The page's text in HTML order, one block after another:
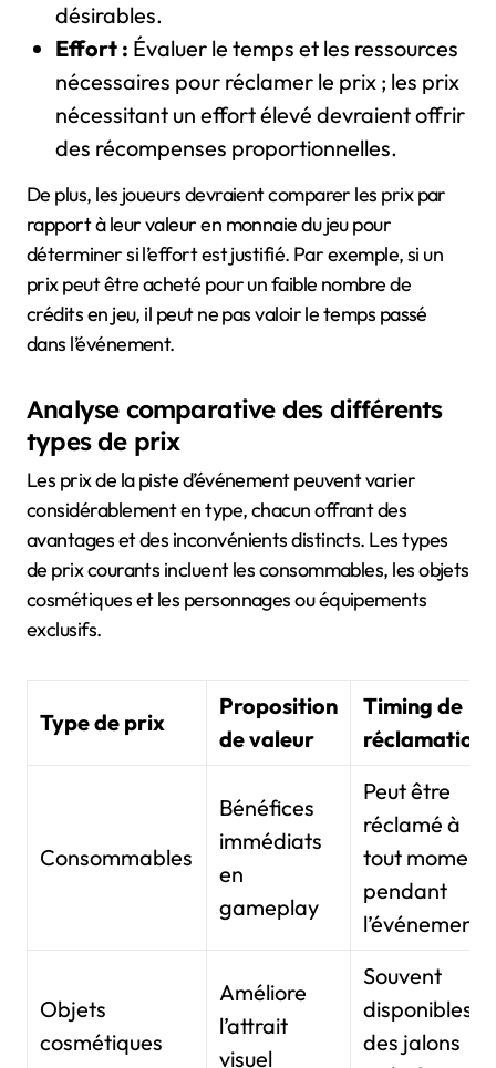
désirables.
Effort : Évaluer le temps et les ressources
nécessaires pour réclamer le prix ; les prix
nécessitant un effort élevé devraient offrir
des récompenses proportionnelles.
De plus, les joueurs devraient comparer les prix par
rapport à leur valeur en monnaie du jeu pour
déterminer si l’effort est justifié. Par exemple, si un
prix peut être acheté pour un faible nombre de
crédits en jeu, il peut ne pas valoir le temps passé
dans l’événement.
Analyse comparative des différents
types de prix
Les prix de la piste d’événement peuvent varier
considérablement en type, chacun offrant des
avantages et des inconvénients distincts. Les types
de prix courants incluent les consommables, les objets
cosmétiques et les personnages ou équipements
exclusifs.
Type de prix
Proposition
de valeur
Timing de
réclamation
Consommables
Bénéfices
immédiats
en
gameplay
Peut être
réclamé à
tout moment
pendant
l’événement
Objets
cosmétiques
Améliore
l’attrait
visuel
Souvent
disponibles à
des jalons